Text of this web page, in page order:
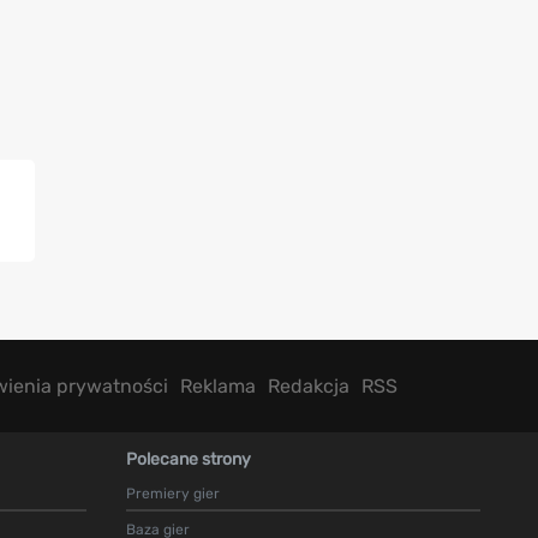
prywatności Reklama Redakcja RSS
Polecane strony
Premiery gier
Baza gier